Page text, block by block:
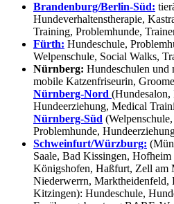
Brandenburg/Berlin-Süd:
Hundeverhaltenstherapie,
Training, Problemhunde,
Fürth: Hundeschule,
Welpenschule, Social Walks,
Nürnberg: Hundeschulen und
mobile Katzenfriseurin,
Nürnberg-Nord (Hundesalon,
Hundeerziehung, Medical
Nürnberg-Süd
Problemhunde,
Schweinfurt/Würzburg:
Saale, Bad Kissingen,
Königshofen, Haßfurt, Zell am
Niederwerrn, Marktheidenfeld,
Kitzingen): Hundeschule,